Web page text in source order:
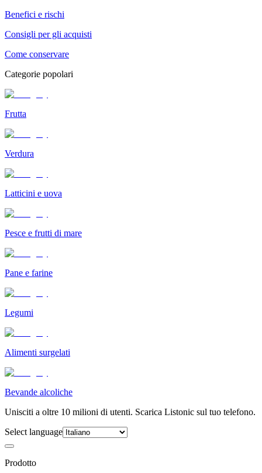
Benefici e rischi
Consigli per gli acquisti
Come conservare
Categorie popolari
Frutta
Verdura
Latticini e uova
Pesce e frutti di mare
Pane e farine
Legumi
Alimenti surgelati
Bevande alcoliche
Unisciti a oltre 10 milioni di utenti. Scarica Listonic sul tuo telefono.
Select language
Prodotto